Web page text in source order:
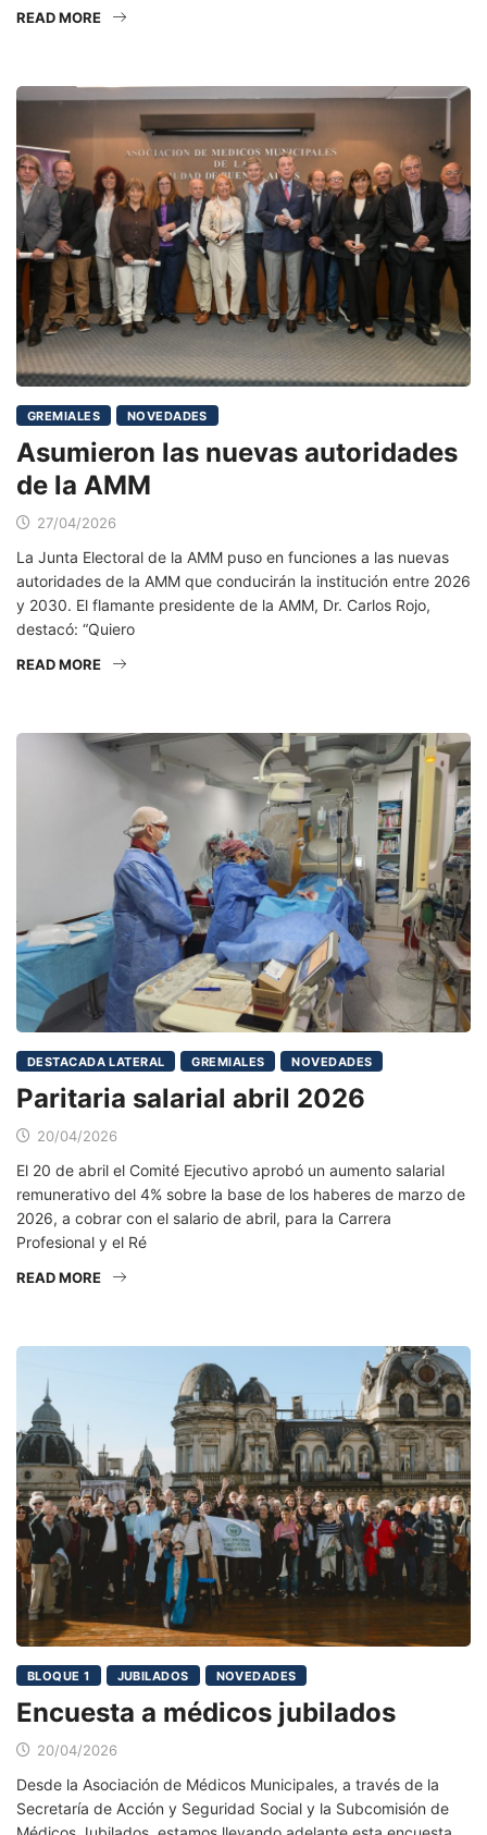
READ MORE
GREMIALES NOVEDADES
Asumieron las nuevas autoridades
de la AMM
27/04/2026
La Junta Electoral de la AMM puso en funciones a las nuevas
autoridades de la AMM que conducirán la institución entre 2026
y 2030. El flamante presidente de la AMM, Dr. Carlos Rojo,
destacó: “Quiero
READ MORE
DESTACADA LATERAL GREMIALES NOVEDADES
Paritaria salarial abril 2026
20/04/2026
El 20 de abril el Comité Ejecutivo aprobó un aumento salarial
remunerativo del 4% sobre la base de los haberes de marzo de
2026, a cobrar con el salario de abril, para la Carrera
Profesional y el Ré
READ MORE
BLOQUE 1 JUBILADOS NOVEDADES
Encuesta a médicos jubilados
20/04/2026
Desde la Asociación de Médicos Municipales, a través de la
Secretaría de Acción y Seguridad Social y la Subcomisión de